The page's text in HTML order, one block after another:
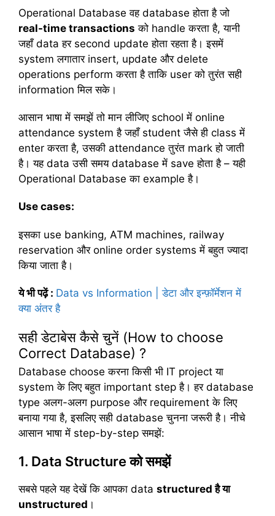
Operational Database वह database होता है जो
real-time transactions को handle करता है, यानी
जहाँ data हर second update होता रहता है। इसमें
system लगातार insert, update और delete
operations perform करता है ताकि user को तुरंत सही
information मिल सके।
आसान भाषा में समझें तो मान लीजिए school में online
attendance system है जहाँ student जैसे ही class में
enter करता है, उसकी attendance तुरंत mark हो जाती
है। यह data उसी समय database में save होता है – यही
Operational Database का example है।
Use cases:
इसका use banking, ATM machines, railway
reservation और online order systems में बहुत ज्यादा
किया जाता है।
ये भी पढ़ें : Data vs Information | डेटा और इन्फ़ॉर्मेशन में
क्या अंतर है
सही डेटाबेस कैसे चुनें (How to choose
Correct Database) ?
Database choose करना किसी भी IT project या
system के लिए बहुत important step है। हर database
type अलग-अलग purpose और requirement के लिए
बनाया गया है, इसलिए सही database चुनना जरूरी है। नीचे
आसान भाषा में step-by-step समझें:
1. Data Structure को समझें
सबसे पहले यह देखें कि आपका data structuredहैया
unstructured ।